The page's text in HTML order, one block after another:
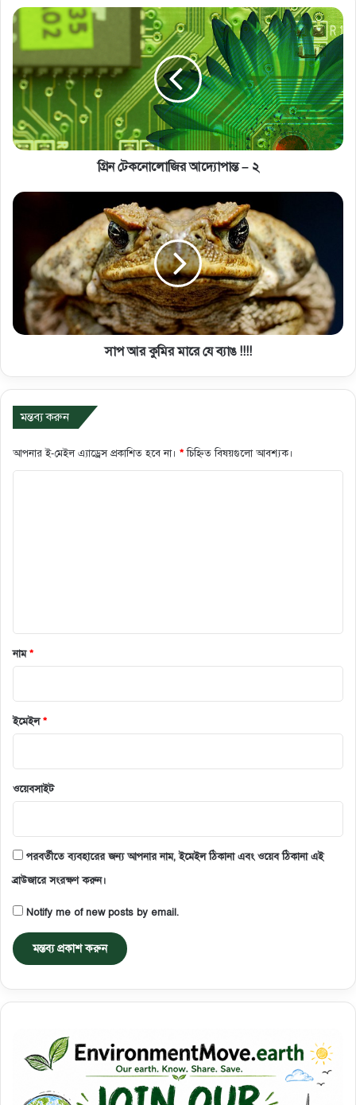
গ্রিন টেকনোলোজির আদ্যোপান্ত – ২
সাপ আর কুমির মারে যে ব্যাঙ !!!!
মন্তব্য করুন
আপনার ই-মেইল এ্যাড্রেস প্রকাশিত হবে না। *চিহ্নিত বিষয়গুলো আবশ্যক।
নাম*
ইমেইল*
ওয়েবসাইট
পরবর্তীতে ব্যবহারের জন্য আপনার নাম, ইমেইল ঠিকানা এবং ওয়েব ঠিকানা এই
ব্রাউজারে সংরক্ষণ করুন।
Notify me of new posts by email.